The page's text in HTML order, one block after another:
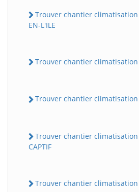
Trouver chantier climatisation
EN-L'ILE
Trouver chantier climatisation
Trouver chantier climatisation
Trouver chantier climatisation
CAPTIF
Trouver chantier climatisation